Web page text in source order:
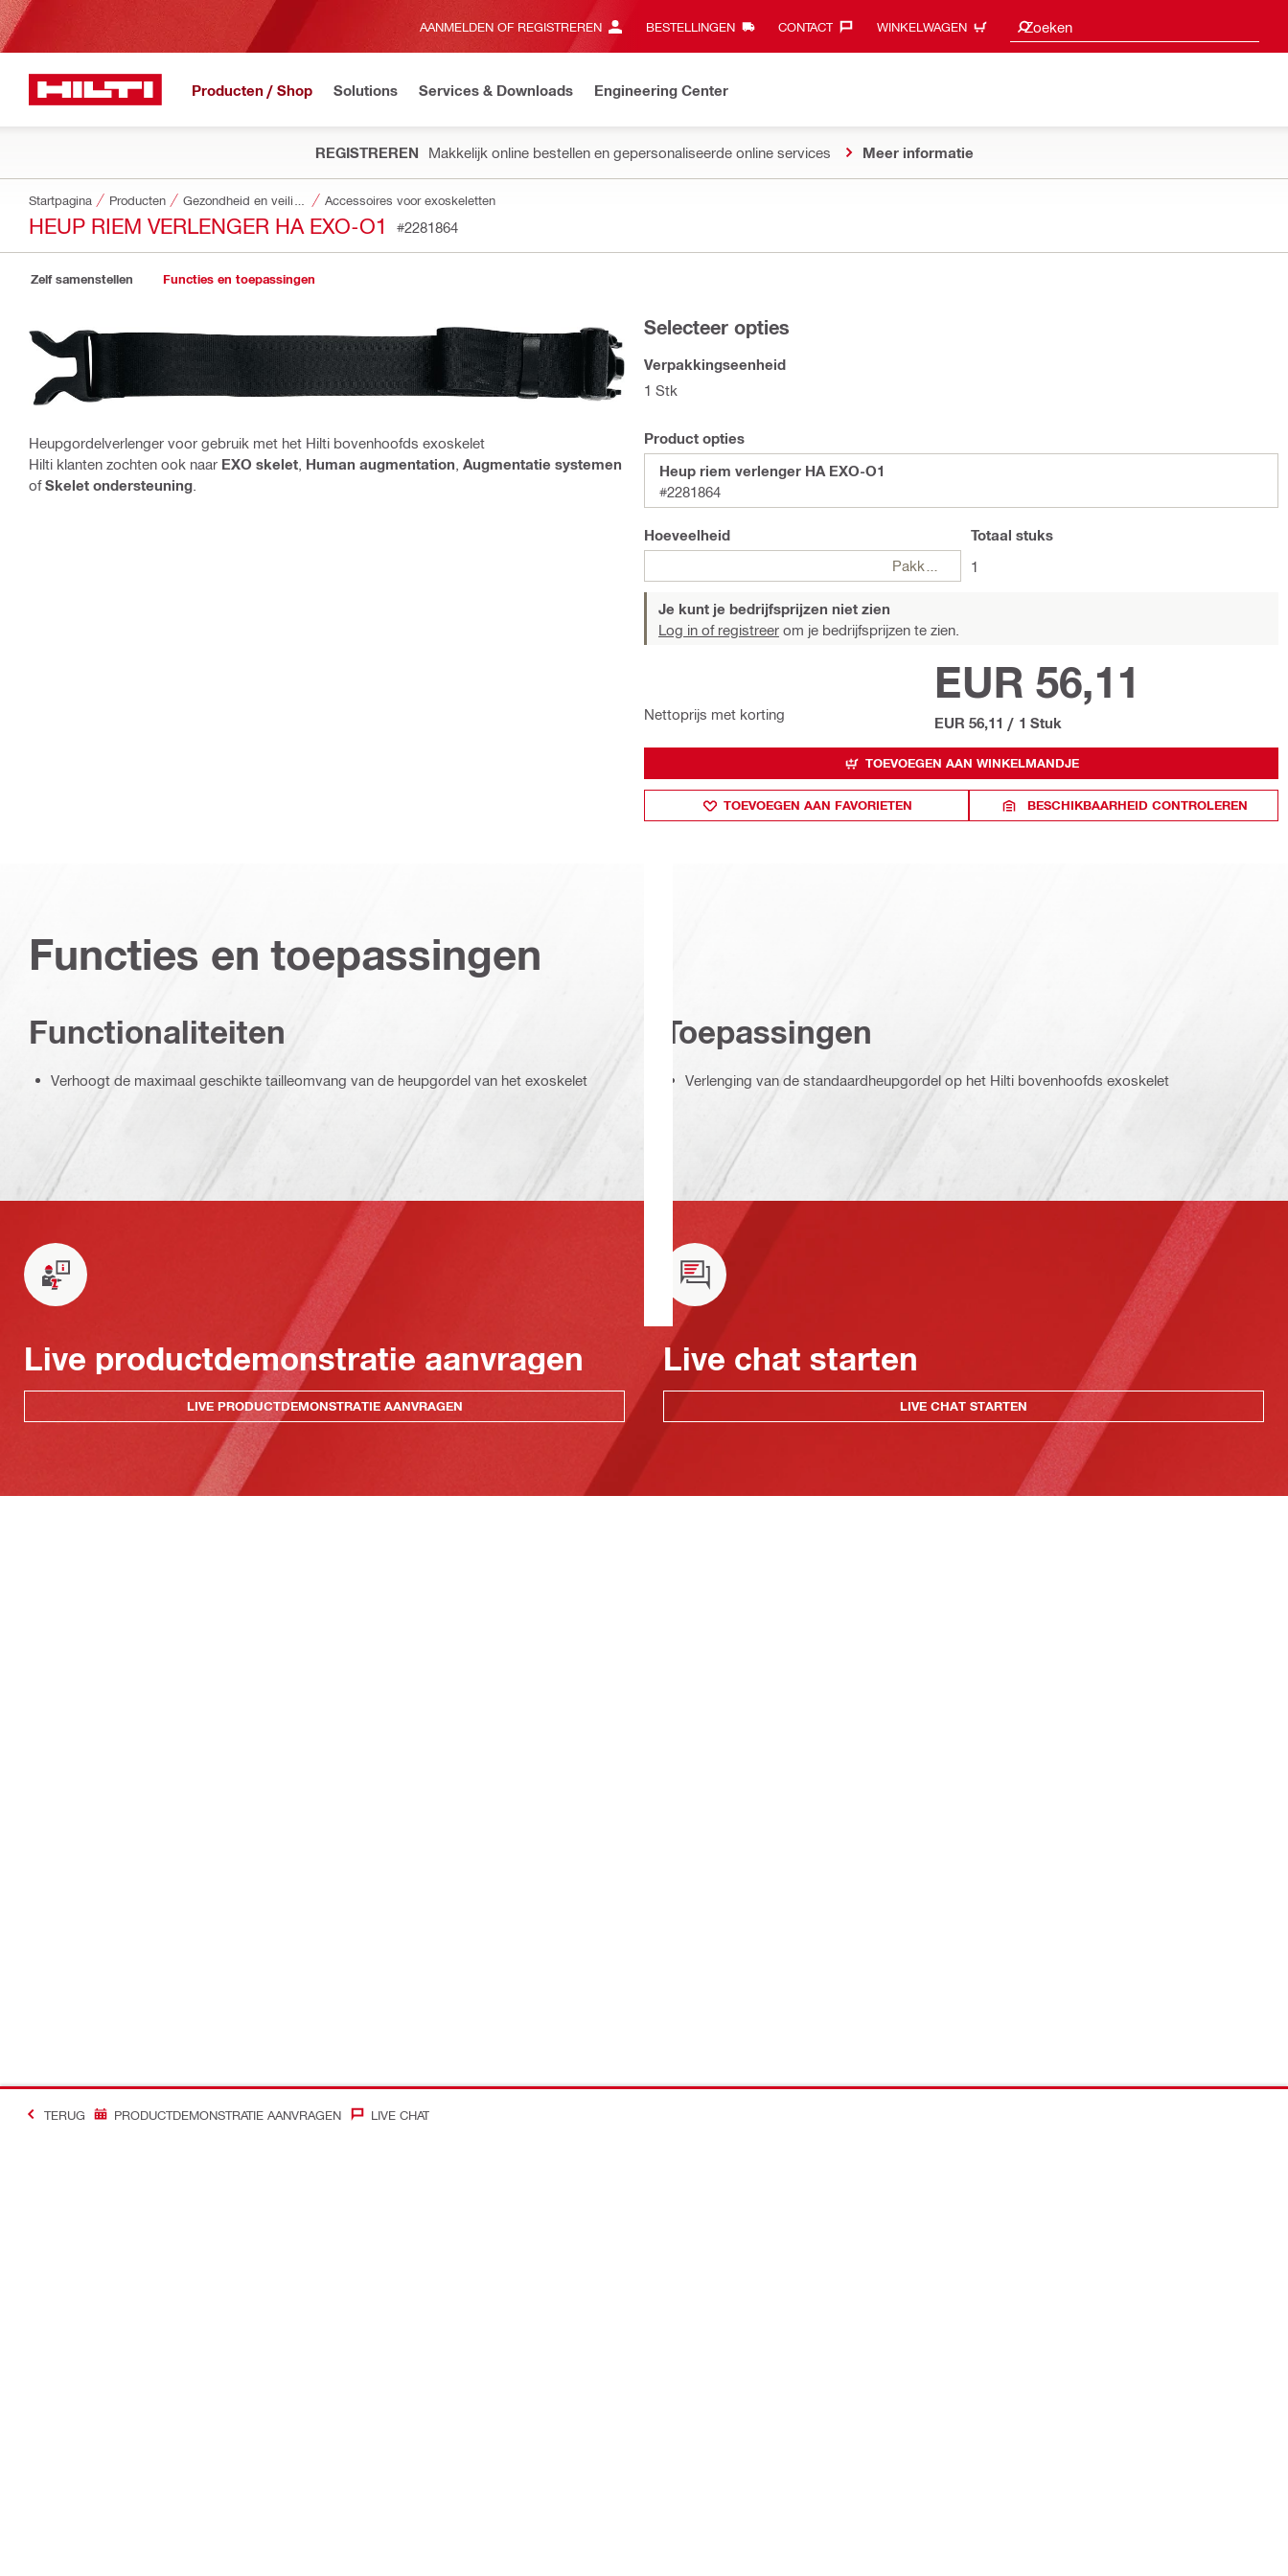
AANMELDEN OF REGISTREREN BESTELLINGEN CONTACT‎ WINKELWAGEN Zoeken
Zoeksuggesties
Producten / Shop Solutions Services & Downloads Engineering Center
REGISTREREN Makkelijk online bestellen en gepersonaliseerde online services Meer informatie
Startpagina Producten Accessoires voor exoskeletten
HEUP RIEM VERLENGER HA EXO-O1 #2281864
Zelf samenstellen Functies en toepassingen
Heupgordelverlenger voor gebruik met het Hilti bovenhoofds exoskelet
Hilti klanten zochten ook naar EXO skelet Human augmentation Augmentatie systemen
ofSkelet ondersteuning
Selecteer opties
Verpakkingseenheid
1 Stk
Product opties
Heup riem verlenger HA EXO-O1
#2281864
Hoeveelheid
Pakketten
Totaal stuks
1
Je kunt je bedrijfsprijzen niet zien
Log in of registreer om je bedrijfsprijzen te zien.
Nettoprijs met korting
EUR 56,11
EUR 56,11 / 1 Stuk
TOEVOEGEN AAN WINKELMANDJE
TOEVOEGEN AAN FAVORIETEN BESCHIKBAARHEID CONTROLEREN
Functies en toepassingen
Functionaliteiten
Verhoogt de maximaal geschikte tailleomvang van de heupgordel van het exoskelet
Toepassingen
Verlenging van de standaardheupgordel op het Hilti bovenhoofds exoskelet
Live productdemonstratie aanvragen
LIVE PRODUCTDEMONSTRATIE AANVRAGEN
Live chat starten
LIVE CHAT STARTEN
TERUG PRODUCTDEMONSTRATIE AANVRAGEN LIVE CHAT